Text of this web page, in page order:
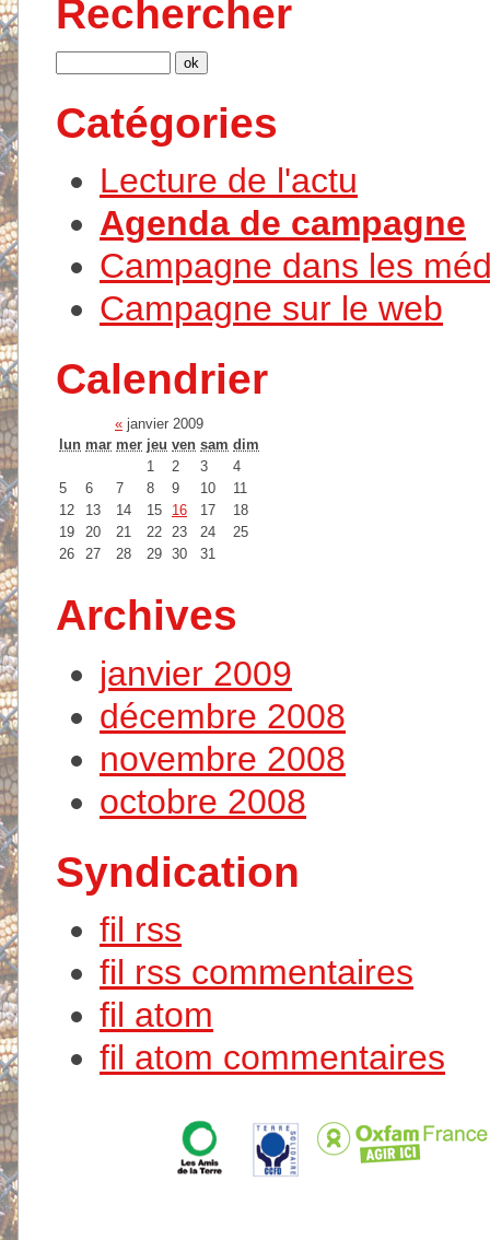
Rechercher
Catégories
Lecture de l'actu
Agenda de campagne
Campagne dans les
Campagne sur le web
Calendrier
« janvier 2009
lun mar mer jeu ven sam dim
1
2 3
4
5
6 7 8 9 10
11
12
13 14 15 16 17
18
19
20 21 22 23 24
25
26
27 28 29 30 31
Archives
janvier 2009
décembre 2008
novembre 2008
octobre 2008
Syndication
fil rss
fil rss commentaires
fil atom
fil atom commentaires